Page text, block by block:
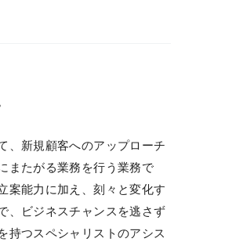
、新規顧客へのアップローチ
またがる業務を行う業務で
案能力に加え、刻々と変化す
、ビジネスチャンスを逃さず
持つスペシャリストのアシス